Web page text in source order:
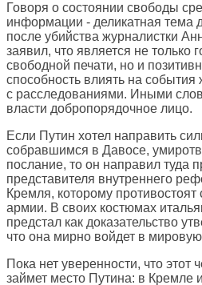
Говоря о состоянии свободы
информации - деликатная тема
после убийства журналистки
заявил, что является не только
свободной печати, но и
способность влиять на события
с расследованиями. Иными
власти добропорядочное лицо.
Если Путин хотел направить
собравшимся в Давосе,
послание, то он направил туда
представителя внутреннего
Кремля, которому
армии. В своих костюмах
предстал как доказательство
что она мирно войдет в
Пока нет уверенности, что этот
займет место Путина: в Кремле